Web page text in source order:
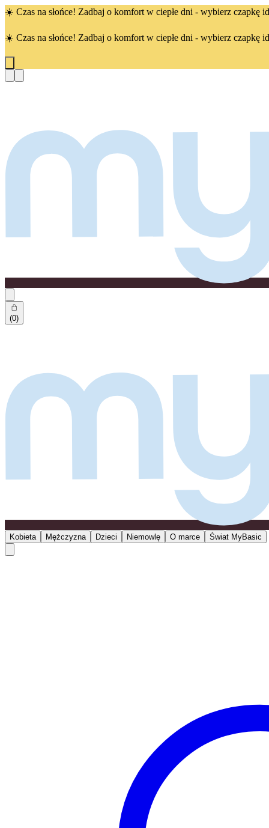
☀️ Czas na słońce! Zadbaj o komfort w ciepłe dni - wybierz czapkę
☀️ Czas na słońce! Zadbaj o komfort w ciepłe dni - wybierz czapkę
(0)
Kobieta Mężczyzna Dzieci Niemowlę O marce Świat MyBasic